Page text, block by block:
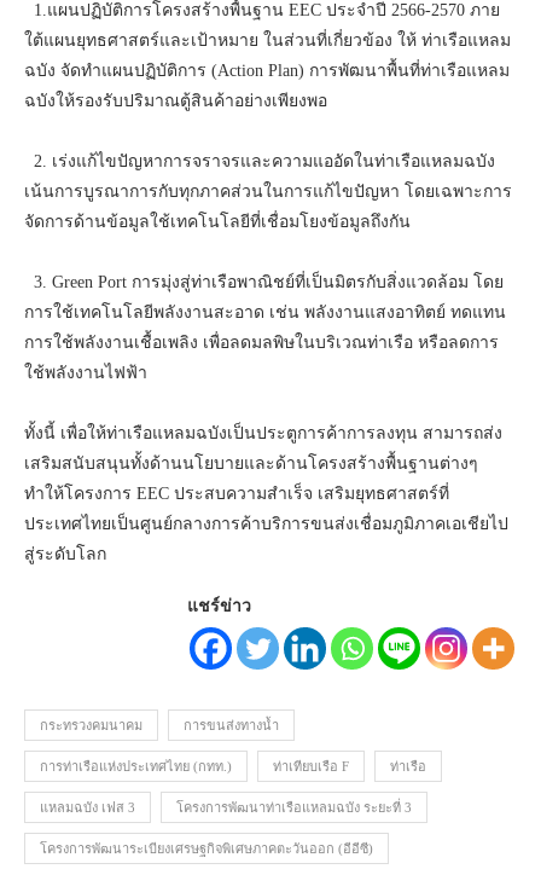
1.แผนปฏิบัติการโครงสร้างพื้นฐาน EEC ประจำปี 2566-2570 ภาย
ใต้แผนยุทธศาสตร์และเป้าหมาย ในส่วนที่เกี่ยวข้อง ให้ ท่าเรือแหลม
ฉบัง จัดทำแผนปฏิบัติการ (Action Plan) การพัฒนาพื้นที่ท่าเรือแหลม
ฉบังให้รองรับปริมาณตู้สินค้าอย่างเพียงพอ
2. เร่งแก้ไขปัญหาการจราจรและความแออัดในท่าเรือแหลมฉบัง
เน้นการบูรณาการกับทุกภาคส่วนในการแก้ไขปัญหา โดยเฉพาะการ
จัดการด้านข้อมูลใช้เทคโนโลยีที่เชื่อมโยงข้อมูลถึงกัน
3. Green Port การมุ่งสู่ท่าเรือพาณิชย์ที่เป็นมิตรกับสิ่งแวดล้อม โดย
การใช้เทคโนโลยีพลังงานสะอาด เช่น พลังงานแสงอาทิตย์ ทดแทน
การใช้พลังงานเชื้อเพลิง เพื่อลดมลพิษในบริเวณท่าเรือ หรือลดการ
ใช้พลังงานไฟฟ้า
ทั้งนี้ เพื่อให้ท่าเรือแหลมฉบังเป็นประตูการค้าการลงทุน สามารถส่ง
เสริมสนับสนุนทั้งด้านนโยบายและด้านโครงสร้างพื้นฐานต่างๆ
ทำให้โครงการ EEC ประสบความสำเร็จ เสริมยุทธศาสตร์ที่
ประเทศไทยเป็นศูนย์กลางการค้าบริการขนส่งเชื่อมภูมิภาคเอเชียไป
สู่ระดับโลก
แชร์ข่าว
กระทรวงคมนาคม การขนส่งทางน้ำ
การท่าเรือแห่งประเทศไทย (กทท.) ท่าเทียบเรือ F ท่าเรือ
แหลมฉบัง เฟส 3 โครงการพัฒนาท่าเรือแหลมฉบัง ระยะที่ 3
โครงการพัฒนาระเบียงเศรษฐกิจพิเศษภาคตะวันออก (อีอีซี)